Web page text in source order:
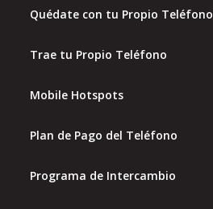
Quédate con tu Propio Teléfono
Trae tu Propio Teléfono
Mobile Hotspots
Plan de Pago del Teléfono
Programa de Intercambio